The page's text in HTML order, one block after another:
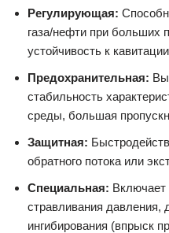
Регулирующая:
газа/нефти при больших
устойчивость к
Предохранительная:
стабильность
среды, большая
Защитная:
обратного потока или
Специальная: Включает
стравливания давления,
ингибирования (впрыск